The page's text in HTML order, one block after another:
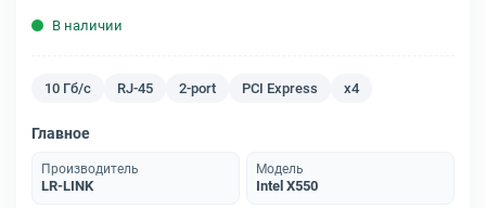
В наличии
10 Гб/с RJ-45 2-port PCI Express x4
Главное
Производитель
LR-LINK
Модель
Intel X550